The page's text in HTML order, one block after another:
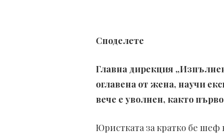
Споделете
Главна дирекция
оглавена от жена, научи
вече е уволнен, както
Юристката за кратко бе шеф